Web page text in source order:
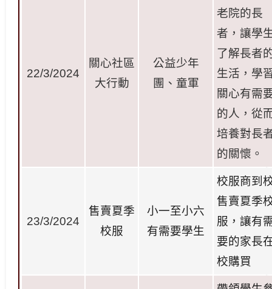
22/3/2024
關心社區
大行動
公益少年
團、童軍
老院的長
者，讓學
了解長者
生活，學
關心有需
的人，從
培養對長
的關懷。
23/3/2024
售賣夏季
校服
小一至小六
有需要學生
校服商到
售賣夏季
服，讓有
要的家長
校購買